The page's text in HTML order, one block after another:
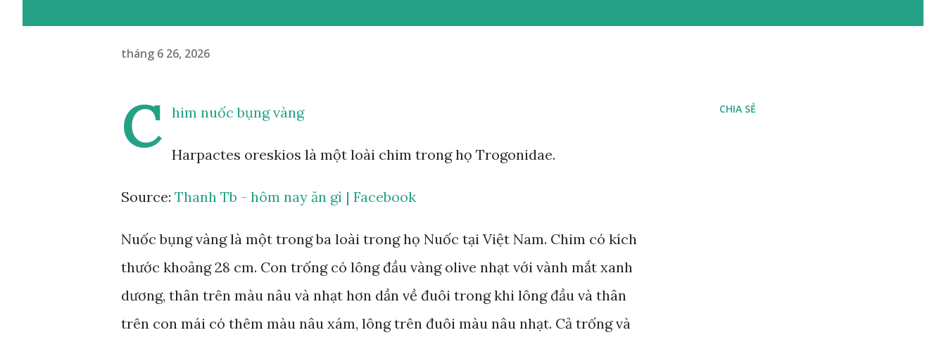
tháng 6 26, 2026
C him nuốc bụng vàng
Harpactes oreskios là một loài chim trong họ Trogonidae.
Source: Thanh Tb - hôm nay ăn gì | Facebook
Nuốc bụng vàng là một trong ba loài trong họ Nuốc tại Việt Nam. Chim có kích
thước khoảng 28 cm. Con trống có lông đầu vàng olive nhạt với vành mắt xanh
dương, thân trên màu nâu và nhạt hơn dần về đuôi trong khi lông đầu và thân
trên con mái có thêm màu nâu xám, lông trên đuôi màu nâu nhạt. Cả trống và
CHIA SẺ